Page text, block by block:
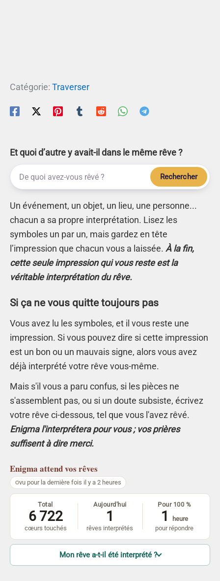
Catégorie: Traverser
Et quoi d’autre y avait-il dans le même rêve ?
Rechercher
Un événement, un objet, un lieu, une personne...
chacun a sa propre interprétation. Lisez les
symboles un par un, mais gardez en tête
l’impression que chacun vous a laissée. À la fin,
cette seule impression qui vous reste est la
véritable interprétation du rêve.
Si ça ne vous quitte toujours pas
Vous avez lu les symboles, et il vous reste une
impression. Si vous pouvez dire si cette impression
est un bon ou un mauvais signe, alors vous avez
déjà interprété votre rêve vous-même.
Mais s'il vous a paru confus, si les pièces ne
s'assemblent pas, ou si un doute subsiste, écrivez
votre rêve ci-dessous, tel que vous l'avez rêvé.
Enigma l'interprétera pour vous ; vos prières
suffisent à dire merci.
Enigma attend vos rêves
vu pour la dernière fois il y a 2 heures
Total
6 722
cœurs touchés
Aujourd'hui
1
rêves interprétés
Pour 100 %
1
heure
pour répondre
Mon rêve a-t-il été interprété ?